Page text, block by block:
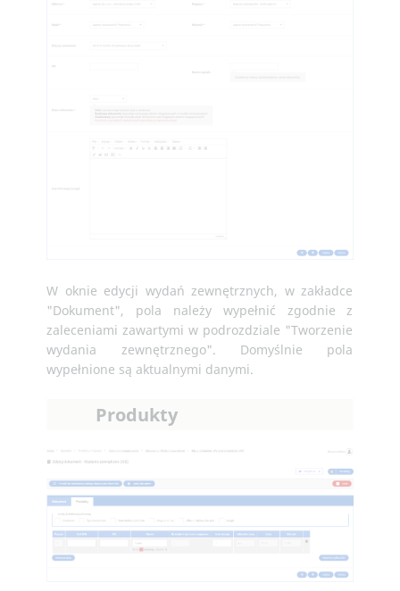
W oknie edycji wydań zewnętrznych, w zakładce
"Dokument", pola należy wypełnić zgodnie z
zaleceniami zawartymi w podrozdziale "Tworzenie
wydania zewnętrznego". Domyślnie pola
wypełnione są aktualnymi danymi.
Produkty